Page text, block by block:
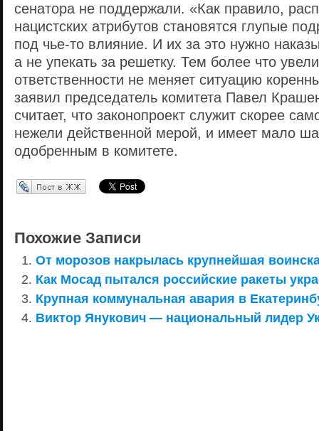
сенатора не поддержали. «Как правило,
нацистских атрибутов становятся глупые
под чье-то влияние. И их за это нужно
а не упекать за решетку. Тем более что
ответственности не меняет ситуацию
заявил председатель комитета Павел
считает, что законопроект служит скорее
нежели действенной мерой, и имеет мало
одобренным в комитете.
Перепост в ЖЖ
Похожие Записи
От морозов накрылась крупнейшая
Как Мосад пытался российские ракеты
Крупная коммунальная авария в
Виктор Янукович — национальный лидер